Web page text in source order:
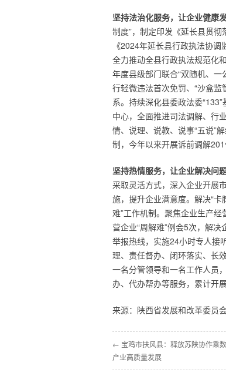
坚持法治化服务，让企业健康
制度”，制定印发《延长县贯
《2024年延长县行政执法协
全力推动全县行政执法规范化
年度县级部门联合“双随机、
行轻微违法首次免罚、“沙盒
系。持续深化县委政法委
中心，全面推进司法调解、行
情、说理、说教、说事“五说”
制，今年以来开展诉前调解
坚持热情服务，让企业解决问
采取灵活方式，深入企业开展
施，提升企业满意度。解决“
难”工作机制。聚焦企业生产
营企业“周解难”例会5次，解
举报热线，实施24小时专人接
理、责任督办、闭环落实、长
一名分管领导和一名工作人员
办、代办帮办等服务，累计开
来源：陕西省发展和改革委员
← 宝鸡市扶风县：释放苏陕协作乘
产业高质量发展